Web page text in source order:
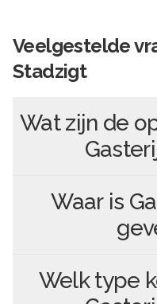
Veelgestelde
Stadzigt
Wat zijn de
Waar is
Welk type